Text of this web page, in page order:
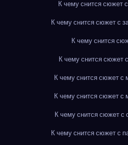
К чему снится сюжет
К чему снится сюжет с
К чему снится
К чему снится сюжет
К чему снится сюжет с
К чему снится сюжет с
К чему снится сюжет с
К чему снится сюжет с